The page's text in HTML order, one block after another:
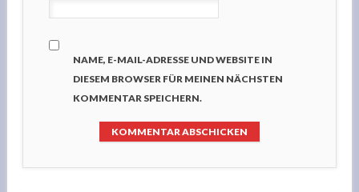
NAME, E-MAIL-ADRESSE UND WEBSITE IN
DIESEM BROWSER FÜR MEINEN NÄCHSTEN
KOMMENTAR SPEICHERN.